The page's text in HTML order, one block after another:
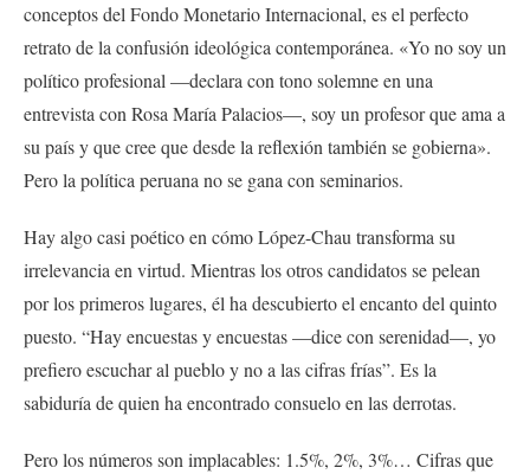
conceptos del Fondo Monetario Internacional, es el perfecto
retrato de la confusión ideológica contemporánea. «Yo no soy un
político profesional —declara con tono solemne en una
entrevista con Rosa María Palacios—, soy un profesor que ama a
su país y que cree que desde la reflexión también se gobierna».
Pero la política peruana no se gana con seminarios.
Hay algo casi poético en cómo López-Chau transforma su
irrelevancia en virtud. Mientras los otros candidatos se pelean
por los primeros lugares, él ha descubierto el encanto del quinto
puesto. “Hay encuestas y encuestas —dice con serenidad—, yo
prefiero escuchar al pueblo y no a las cifras frías”. Es la
sabiduría de quien ha encontrado consuelo en las derrotas.
Pero los números son implacables: 1.5%, 2%, 3%… Cifras que